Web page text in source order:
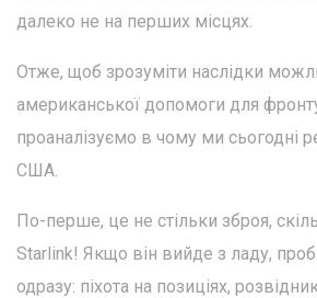
далеко не на перших місцях.
Отже, щоб зрозуміти наслідки
американської допомоги для
проаналізуємо в чому ми сьогодні
США.
По-перше, це не стільки зброя,
Starlink! Якщо він вийде з ладу,
одразу: піхота на позиціях,